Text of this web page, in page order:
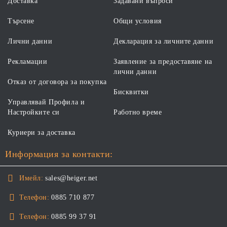
Търсене Общи условия
Лични данни
Рекламации
Отказ от договора за покупка
Управлявай Профила и
Настройките си
Декларация за личните данни
Заявление за предоставяне на
лични данни
Бисквитки
Работно време
Куриери за доставка
Информация за контакти:
Имейл: sales@heiger.net
Телефон: 0885 710 877
Телефон: 0885 99 37 91